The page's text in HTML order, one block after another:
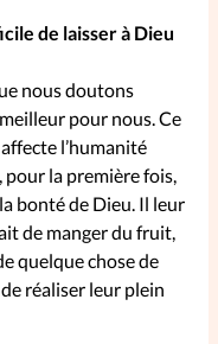
de laisser à Dieu
nous doutons
pour nous. Ce
l’humanité
pour la première fois,
bonté de Dieu. Il leur
de manger du fruit,
quelque chose de
réaliser leur plein